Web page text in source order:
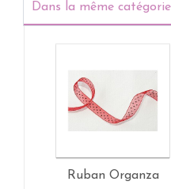
Dans la même
Ruban Organza